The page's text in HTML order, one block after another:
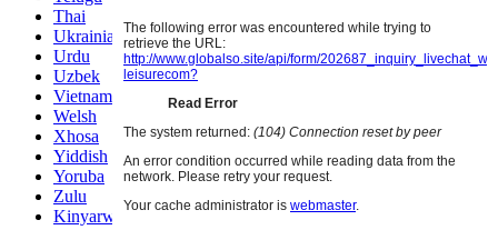
Thai
Ukrainian
Urdu
Uzbek
Vietnamese
Welsh
Xhosa
Yiddish
Yoruba
Zulu
Kinyarwanda